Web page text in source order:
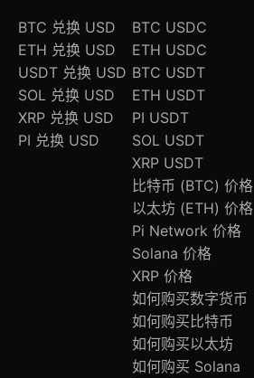
BTC 兑换 USD
ETH 兑换 USD
USDT 兑换 USD
SOL 兑换 USD
XRP 兑换 USD
PI 兑换 USD
BTC USDC
ETH USDC
BTC USDT
ETH USDT
PI USDT
SOL USDT
XRP USDT
比特币 (BTC) 价格
以太坊 (ETH) 价格
Pi Network 价格
Solana 价格
XRP 价格
如何购买数字货币
如何购买比特币
如何购买以太坊
如何购买 Solana